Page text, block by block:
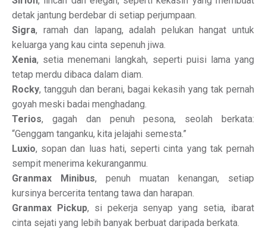
detak jantung berdebar di setiap perjumpaan.
Sigra, ramah dan lapang, adalah pelukan hangat untuk
keluarga yang kau cinta sepenuh jiwa.
Xenia, setia menemani langkah, seperti puisi lama yang
tetap merdu dibaca dalam diam.
Rocky, tangguh dan berani, bagai kekasih yang tak pernah
goyah meski badai menghadang.
Terios, gagah dan penuh pesona, seolah berkata:
“Genggam tanganku, kita jelajahi semesta.”
Luxio, sopan dan luas hati, seperti cinta yang tak pernah
sempit menerima kekuranganmu.
Granmax Minibus, penuh muatan kenangan, setiap
kursinya bercerita tentang tawa dan harapan.
Granmax Pickup, si pekerja senyap yang setia, ibarat
cinta sejati yang lebih banyak berbuat daripada berkata.